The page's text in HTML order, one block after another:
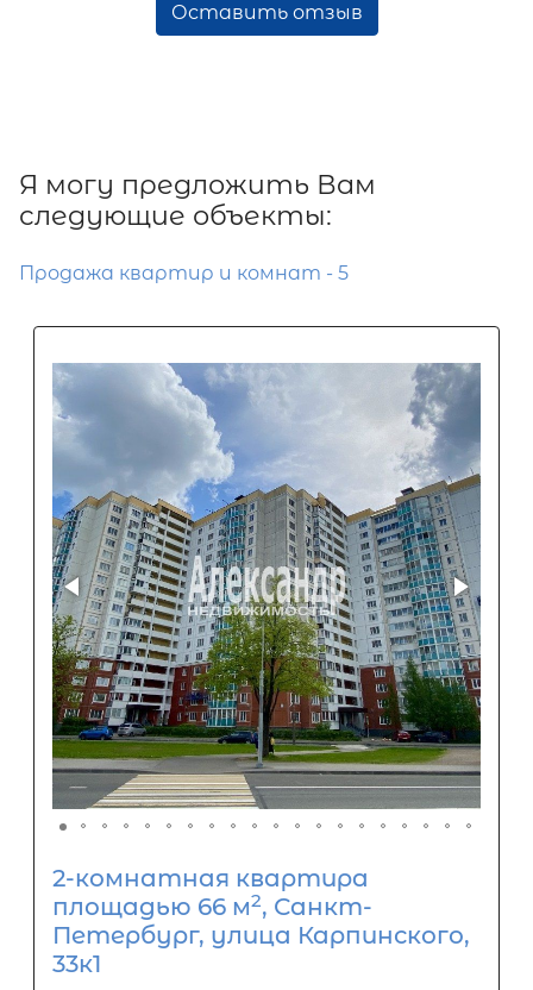
Оставить отзыв
Я могу предложить Вам
следующие объекты:
Продажа квартир и комнат - 5
2-комнатная квартира
площадью 66 м2, Санкт-
Петербург, улица Карпинского,
33к1